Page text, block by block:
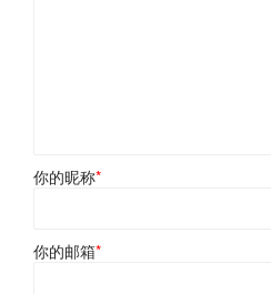
你的昵称*
你的邮箱*